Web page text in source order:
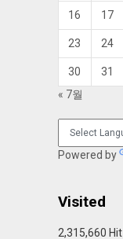
16 17
23 24
30
31
« 7월
Powered by
Visited
2,315,660 Hit